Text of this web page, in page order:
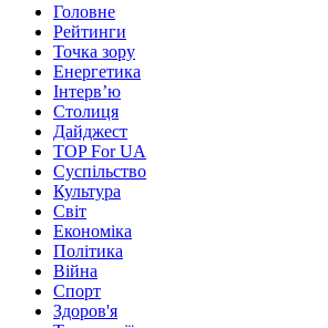
Головне
Рейтинги
Точка зору
Енергетика
Інтерв’ю
Столиця
Дайджест
TOP For UA
Суспiльство
Культура
Світ
Економіка
Політика
Війна
Спорт
Здоров'я